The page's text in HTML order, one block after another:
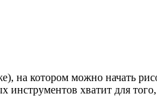
на котором можно начать
хватит для